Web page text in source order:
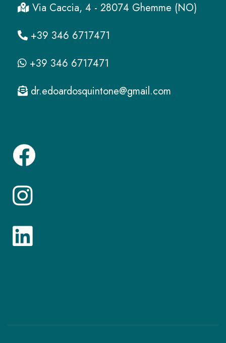
Via Caccia, 4 - 28074 Ghemme (NO)
+39 346 6717471
+39 346 6717471
dr.edoardosquintone@gmail.com